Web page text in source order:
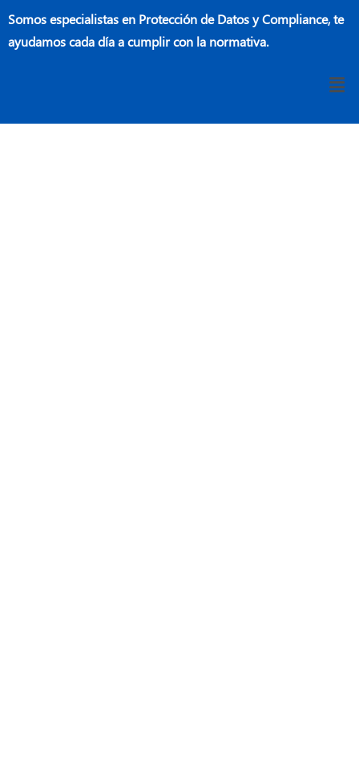
Somos especialistas en Protección de Datos y Compliance, te
ayudamos cada día a cumplir con la normativa.